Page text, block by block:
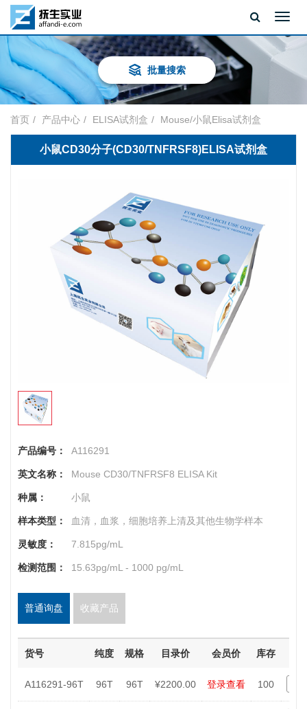
批量搜索
首页 产品中心 ELISA试剂盒 Mouse/小鼠Elisa试剂盒
小鼠CD30分子(CD30/TNFRSF8)ELISA试剂盒
产品编号： A116291
英文名称： Mouse CD30/TNFRSF8 ELISA Kit
种属： 小鼠
样本类型： 血清，血浆，细胞培养上清及其他生物学样本
灵敏度： 7.815pg/mL
检测范围： 15.63pg/mL - 1000 pg/mL
普通询盘 收藏产品
货号 纯度 规格 目录价 会员价 库存
A116291-96T 96T 96T ¥2200.00 登录查看 100